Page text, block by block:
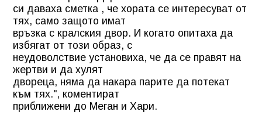
си даваха сметка , че хората се интересуват от
тях, само защото имат
връзка с кралския двор. И когато опитаха да
избягат от този образ, с
неудоволствие установиха, че да се правят на
жертви и да хулят
двореца, няма да накара парите да потекат
към тях.", коментират
приближени до Меган и Хари.